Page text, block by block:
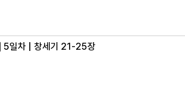
5일차 | 창세기 21-25장